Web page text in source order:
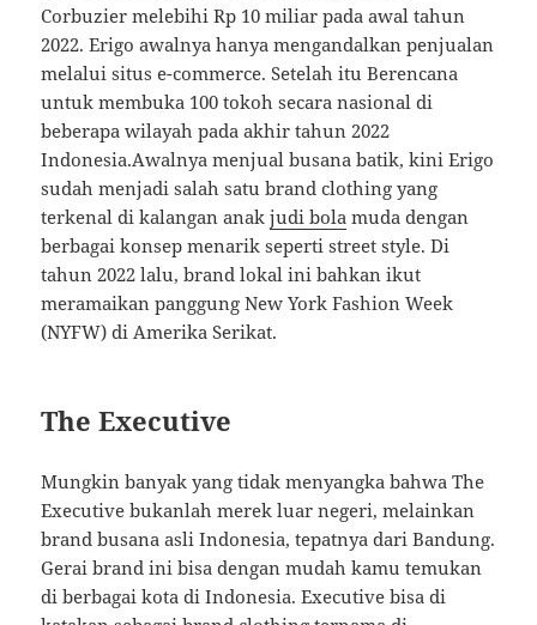
Corbuzier melebihi Rp 10 miliar pada awal tahun
2022. Erigo awalnya hanya mengandalkan penjualan
melalui situs e-commerce. Setelah itu Berencana
untuk membuka 100 tokoh secara nasional di
beberapa wilayah pada akhir tahun 2022
Indonesia.Awalnya menjual busana batik, kini Erigo
sudah menjadi salah satu brand clothing yang
terkenal di kalangan anakjudi bola muda dengan
berbagai konsep menarik seperti street style. Di
tahun 2022 lalu, brand lokal ini bahkan ikut
meramaikan panggung New York Fashion Week
(NYFW) di Amerika Serikat.
The Executive
Mungkin banyak yang tidak menyangka bahwa The
Executive bukanlah merek luar negeri, melainkan
brand busana asli Indonesia, tepatnya dari Bandung.
Gerai brand ini bisa dengan mudah kamu temukan
di berbagai kota di Indonesia. Executive bisa di